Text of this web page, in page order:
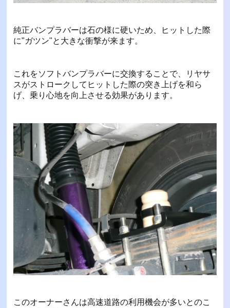
純正バンプラバーは石の様に硬いため、ヒットした際
に"ガツン"と大きな衝撃が来ます。
これをソフトバンプラバーに交換することで、リヤサ
スがストロークしてヒットした際の突き上げを和ら
げ、乗り心地を向上させる効果があります。
このオーナーさんは高速道路の利用機会が多いとのこ